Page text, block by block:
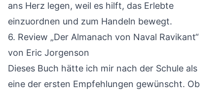
ans Herz legen, weil es hilft, das Erlebte
einzuordnen und zum Handeln bewegt.
6. Review „Der Almanach von Naval Ravikant“
von Eric Jorgenson
Dieses Buch hätte ich mir nach der Schule als
eine der ersten Empfehlungen gewünscht. Ob